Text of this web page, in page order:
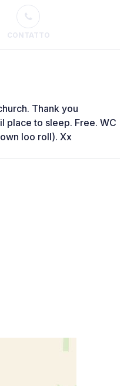
CONTATTO
Thank you
place to sleep. Free. WC
loo roll). Xx